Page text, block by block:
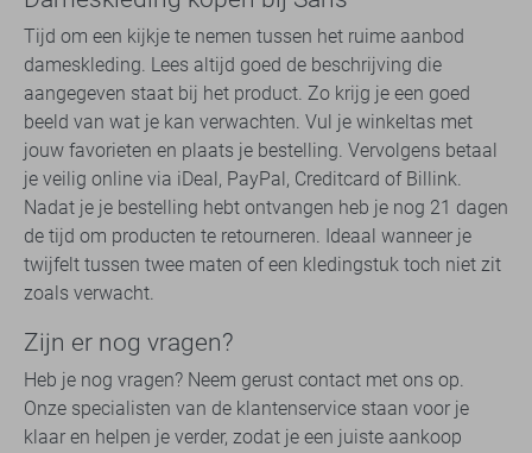
Tijd om een kijkje te nemen tussen het ruime aanbod
dameskleding. Lees altijd goed de beschrijving die
aangegeven staat bij het product. Zo krijg je een goed
beeld van wat je kan verwachten. Vul je winkeltas met
jouw favorieten en plaats je bestelling. Vervolgens betaal
je veilig online via iDeal, PayPal, Creditcard of Billink.
Nadat je je bestelling hebt ontvangen heb je nog 21 dagen
de tijd om producten te retourneren. Ideaal wanneer je
twijfelt tussen twee maten of een kledingstuk toch niet zit
zoals verwacht.
Zijn er nog vragen?
Heb je nog vragen? Neem gerust contact met ons op.
Onze specialisten van de klantenservice staan voor je
klaar en helpen je verder, zodat je een juiste aankoop